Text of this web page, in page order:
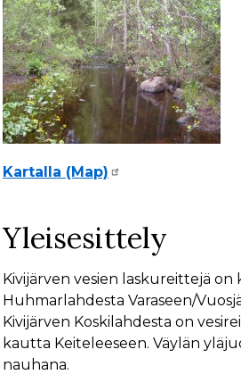
Kartalla (Map)
Yleisesittely
Kivijärven vesien laskureittejä
Huhmarlahdesta Varaseen/
Kivijärven Koskilahdesta on
kautta Keiteleeseen. Väylän
nauhana.